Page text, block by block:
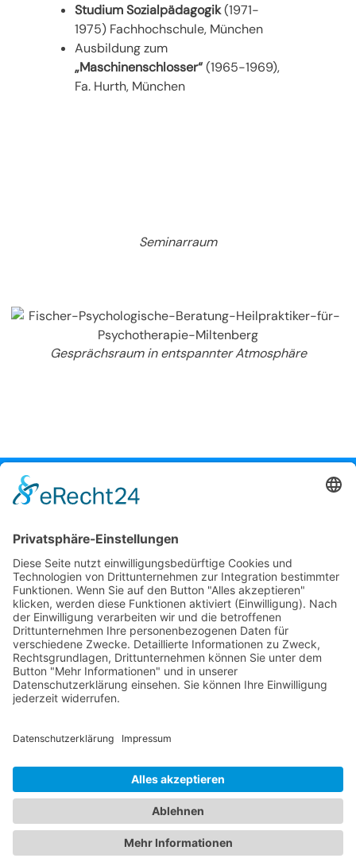
Studium Sozialpädagogik(1971-
1975) Fachhochschule, München
Ausbildung zum
„Maschinenschlosser“(1965-1969),
Fa. Hurth, München
Seminarraum
Gesprächsraum in entspannter Atmosphäre
Psychotherapeutische Praxis
Gerhard W. Fischer
Hauptstrasse 125
63897 Miltenberg
093 71 / 40 68 42
Gerhard-W.Fischer@gmx.de
Datenschutzerklärung
Cookie-Richtlinie